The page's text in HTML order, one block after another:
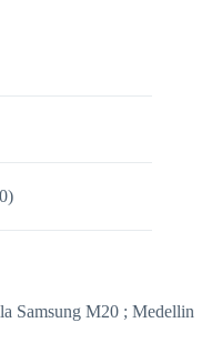
Samsung M20 ; Medellin